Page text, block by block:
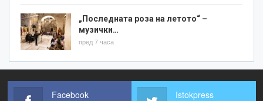
„Последната роза на летото“ –
музички…
пред 7 часа
Facebook Istokpress